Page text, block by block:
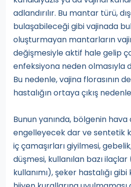
adlandırılır. Bu mantar türü,
bulaşabileceği gibi vajinada
oluşturmayan mantarların
değişmesiyle aktif hale gelip
enfeksiyona neden olmasıyla
Bu nedenle, vajina florasının
hastalığın ortaya çıkış
Bunun yanında, bölgenin hava
engelleyecek dar ve sentetik
iç çamaşırları giyilmesi,
düşmesi, kullanılan bazı
kullanımı), şeker hastalığı